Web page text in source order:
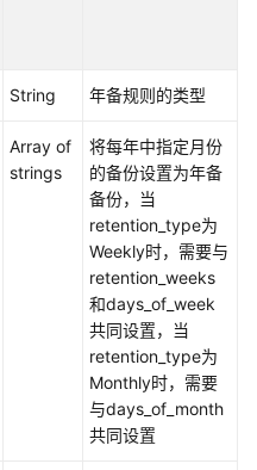
String 年备规则的类型
Array of
strings
将每年中指定月份
的备份设置为年备
备份，当
retention_type为
Weekly时，需要与
retention_weeks
和days_of_week
共同设置，当
retention_type为
Monthly时，需要
与days_of_month
共同设置